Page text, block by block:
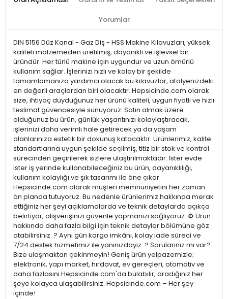
Yorumlar
DIN 5156 Düz Kanal - Gaz Diş - HSS Makine Kılavuzları, yüksek
kaliteli malzemeden üretilmiş, dayanıklı ve işlevsel bir
üründür. Her türlü makine için uygundur ve uzun ömürlü
kullanım sağlar. İşlerinizi hızlı ve kolay bir şekilde
tamamlamanıza yardımcı olacak bu kılavuzlar, atölyenizdeki
en değerli araçlardan biri olacaktır. Hepsicinde.com olarak
size, ihtiyaç duyduğunuz her ürünü kaliteli, uygun fiyatlı ve hızlı
teslimat güvencesiyle sunuyoruz. Satın almak üzere
olduğunuz bu ürün, günlük yaşantınızı kolaylaştıracak,
işlerinizi daha verimli hale getirecek ya da yaşam
alanlarınıza estetik bir dokunuş katacaktır. Ürünlerimiz, kalite
standartlarına uygun şekilde seçilmiş, titiz bir stok ve kontrol
sürecinden geçirilerek sizlere ulaştırılmaktadır. İster evde
ister iş yerinde kullanabileceğiniz bu ürün, dayanıklılığı,
kullanım kolaylığı ve şık tasarımı ile öne çıkar.
Hepsicinde.com olarak müşteri memnuniyetini her zaman
ön planda tutuyoruz. Bu nedenle ürünlerimiz hakkında merak
ettiğiniz her şeyi açıklamalarda ve teknik detaylarda açıkça
belirtiyor, alışverişinizi güvenle yapmanızı sağlıyoruz. ⚙️ Ürün
hakkında daha fazla bilgi için teknik detaylar bölümüne göz
atabilirsiniz. ? Aynı gün kargo imkânı, kolay iade süreci ve
7/24 destek hizmetimiz ile yanınızdayız. ? Sorularınız mı var?
Bize ulaşmaktan çekinmeyin! Geniş ürün yelpazemizle;
elektronik, yapı market, hırdavat, ev gereçleri, otomotiv ve
daha fazlasını Hepsicinde.com'da bulabilir, aradığınız her
şeye kolayca ulaşabilirsiniz. Hepsicinde.com – Her şey
içinde!